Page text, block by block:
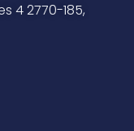
4 2770-185,